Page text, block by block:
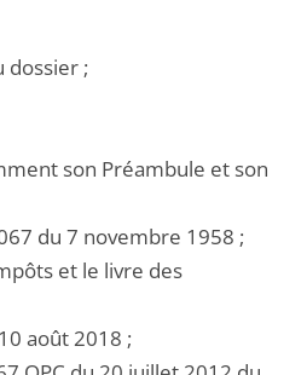
dossier ;
son Préambule et son
du 7 novembre 1958 ;
et le livre des
août 2018 ;